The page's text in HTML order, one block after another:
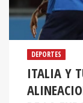
DEPORTES
ITALIA Y
DE LA